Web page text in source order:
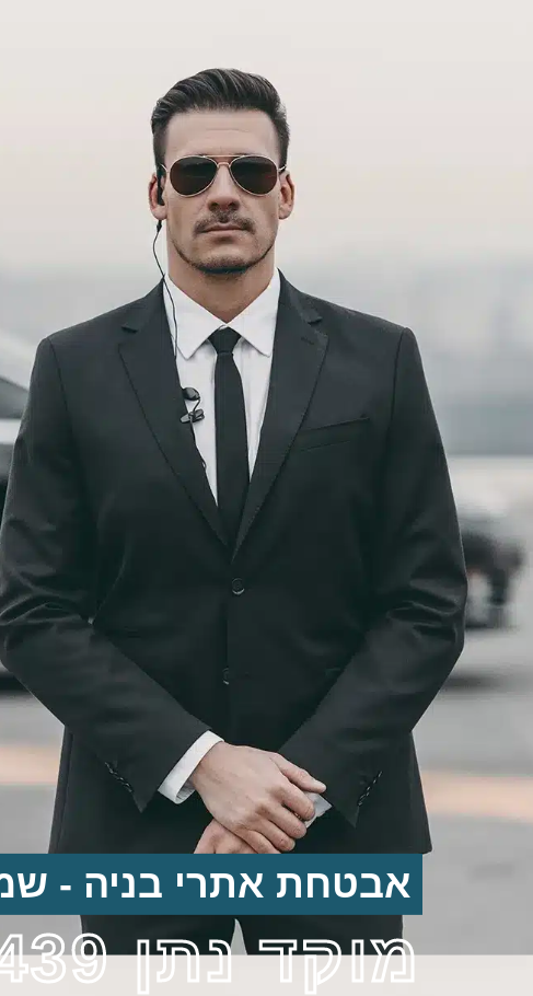
אבטחת אתרי בניה -
מוקד נתן 439